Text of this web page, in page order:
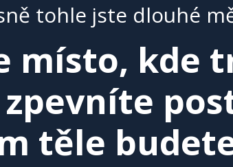
tohle jste dlouhé
místo, kde
těle